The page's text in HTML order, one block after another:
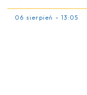
06 sierpień - 13:05